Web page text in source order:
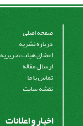
صفحه اصلی
درباره نشریه
اعضای هیات تحریریه
ارسال مقاله
تماس با ما
نقشه سایت
اخبار و اعلانات